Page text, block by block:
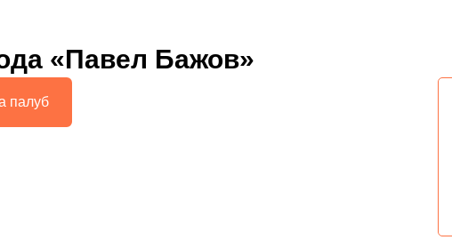
«Павел Бажов»
палуб